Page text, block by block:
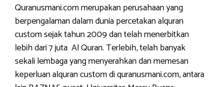
Quranusmani.com merupakan perusahaan yang
berpengalaman dalam dunia percetakan alquran
custom sejak tahun 2009 dan telah menerbitkan
lebih dari 7 juta Al Quran. Terlebih, telah banyak
sekali lembaga yang menyerahkan dan memesan
keperluan alquran custom di quranusmani.com, antara